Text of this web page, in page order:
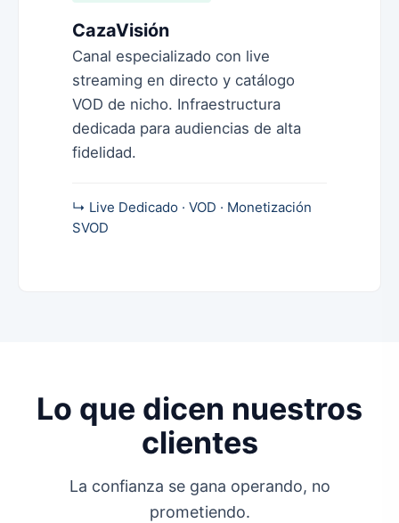
CazaVisión
Canal especializado con live
streaming en directo y catálogo
VOD de nicho. Infraestructura
dedicada para audiencias de alta
fidelidad.
↳ Live Dedicado · VOD · Monetización
SVOD
Lo que dicen nuestros
clientes
La confianza se gana operando, no
prometiendo.